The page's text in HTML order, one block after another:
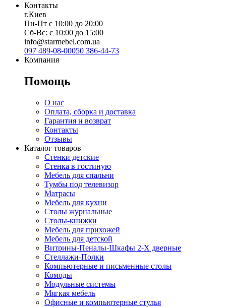
Контакты
г.Киев
Пн-Пт с 10:00 до 20:00
Сб-Вс: с 10:00 до 15:00
info@starmebel.com.ua
097 489-08-00050 386-44-73
Компания
Помощь
О нас
Оплата, сборка и доставка
Гарантия и возврат
Контакты
Отзывы
Каталог товаров
Стенки детские
Стенка в гостиную
Мебель для спальни
Тумбы под телевизор
Матрасы
Мебель для кухни
Столы журнальные
Столы-книжки
Мебель для прихожей
Мебель для детской
Витрины-Пеналы-Шкафы 2-Х дверные
Стеллажи-Полки
Компьютерные и письменные столы
Комоды
Модульные системы
Мягкая мебель
Офисные и компьютерные стулья